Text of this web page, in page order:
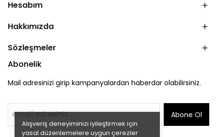
Alışveriş deneyiminizi iyileştirmek için
yasal düzenlemelere uygun çerezler
Hesabım
Hakkımızda
Sözleşmeler
Abonelik
Mail adresinizi girip kampanyalardan haberdar olabilirsiniz.
Abone Ol